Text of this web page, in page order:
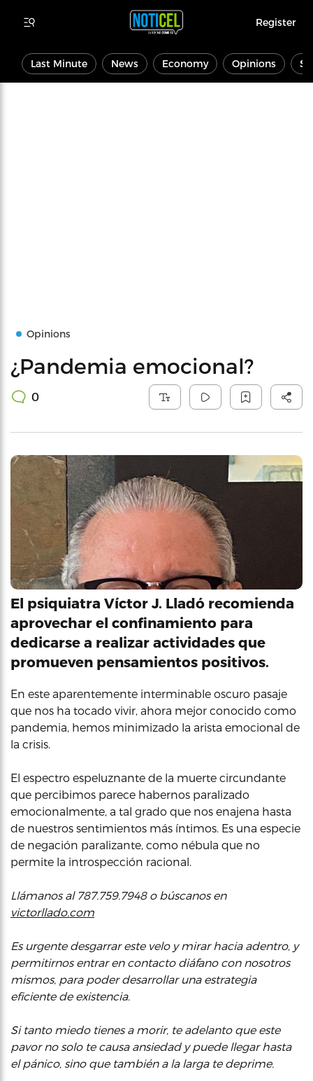
Register
Last Minute News Economy Opinions
Opinions
¿Pandemia emocional?
0
El psiquiatra Víctor J. Lladó recomienda
aprovechar el confinamiento para
dedicarse a realizar actividades que
promueven pensamientos positivos.
En este aparentemente interminable oscuro pasaje
que nos ha tocado vivir, ahora mejor conocido como
pandemia, hemos minimizado la arista emocional de
la crisis.
El espectro espeluznante de la muerte circundante
que percibimos parece habernos paralizado
emocionalmente, a tal grado que nos enajena hasta
de nuestros sentimientos más íntimos. Es una especie
de negación paralizante, como nébula que no
permite la introspección racional.
Llámanos al 787.759.7948 o búscanos en
victorllado.com
Es urgente desgarrar este velo y mirar hacia adentro, y
permitirnos entrar en contacto diáfano con nosotros
mismos, para poder desarrollar una estrategia
eficiente de existencia.
Si tanto miedo tienes a morir, te adelanto que este
pavor no solo te causa ansiedad y puede llegar hasta
el pánico, sino que también a la larga te deprime.